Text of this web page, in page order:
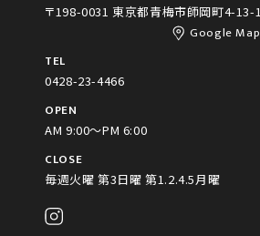
〒198-0031 東京都青梅市師岡町4-13-1
Google Map
TEL
0428-23-4466
OPEN
AM 9:00～PM 6:00
CLOSE
毎週火曜 第3日曜 第1.2.4.5月曜